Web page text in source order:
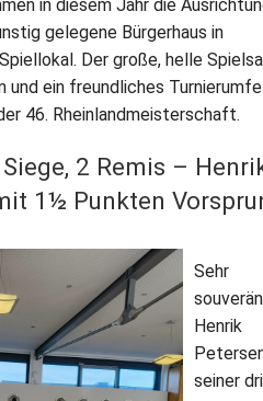
in diesem Jahr die
gelegene Bürgerhaus in
Der große, helle
und ein freundliches
46. Rheinlandmeisterschaft.
2 Remis –
1½ Punkten
Sehr
Henrik
seiner